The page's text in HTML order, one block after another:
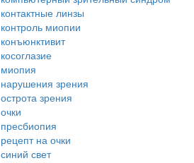
контактные линзы
контроль миопии
конъюнктивит
косоглазие
миопия
нарушения зрения
острота зрения
очки
пресбиопия
рецепт на очки
синий свет